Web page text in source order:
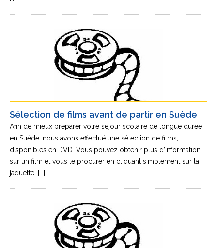
Sélection de films avant de partir en Suède
Afin de mieux préparer votre séjour scolaire de longue durée
en Suède, nous avons effectué une sélection de films,
disponibles en DVD. Vous pouvez obtenir plus d’information
sur un film et vous le procurer en cliquant simplement sur la
jaquette. [...]